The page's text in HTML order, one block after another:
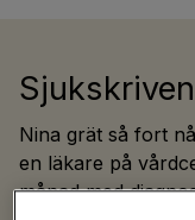
Nina grät så fort
en läkare på
månad med